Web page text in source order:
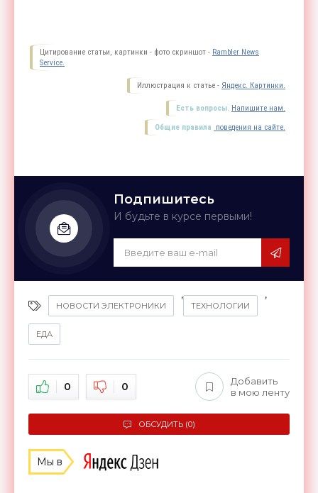
Цитирование статьи, картинки - фото скриншот - Rambler News
Service.
Иллюстрация к статье - Яндекс. Картинки.
Есть вопросы. Напишите нам.
Общие правила поведения на сайте.
Подпишитесь
И будьте в курсе первыми!
НОВОСТИ ЭЛЕКТРОНИКИ
,
ТЕХНОЛОГИИ
,
ЕДА
0 0
Добавить
в мою ленту
ОБСУДИТЬ (0)
Мы в